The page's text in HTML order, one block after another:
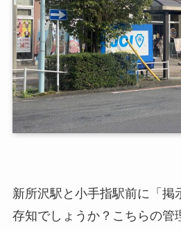
新所沢駅と小手指駅前に「掲
存知でしょうか？こちらの管